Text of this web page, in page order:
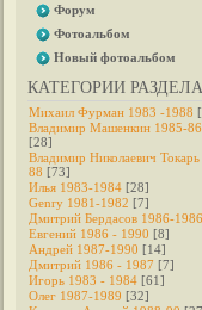
Форум
Фотоальбом
Новый фотоальбом
КАТЕГОРИИ РАЗДЕЛА
Михаил Фурман 1983 -1988
Владимир Машенкин 1985-86
[28]
Владимир Николаевич
88 [73]
Илья 1983-1984 [28]
Genry 1981-1982 [7]
Дмитрий Бердасов 1986-1986
Евгений 1986 - 1990 [8]
Андрей 1987-1990 [14]
Дмитрий 1986 - 1987 [7]
Игорь 1983 - 1984 [61]
Олег 1987-1989 [32]